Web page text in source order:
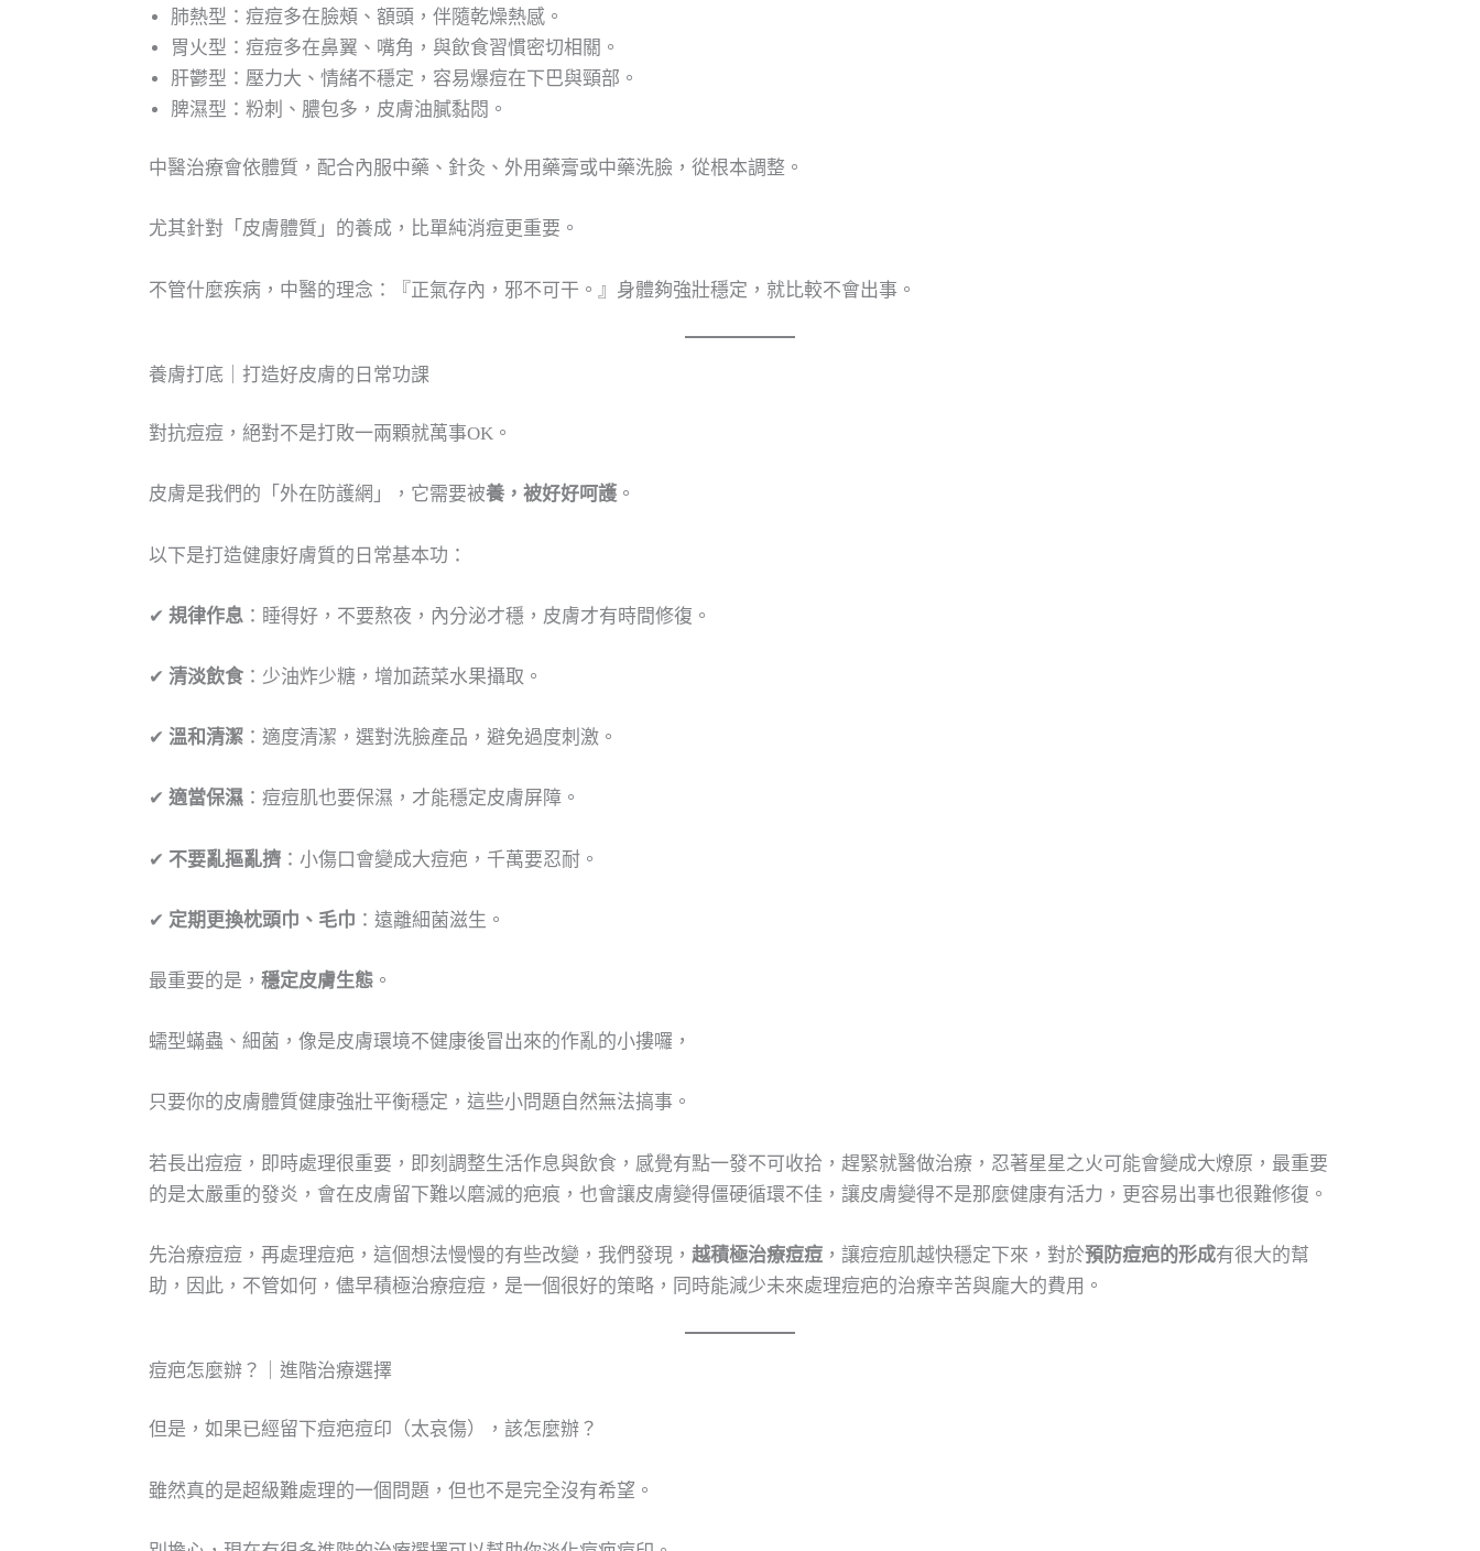
肺熱型：痘痘多在臉頰、額頭，伴隨乾燥熱感。
胃火型：痘痘多在鼻翼、嘴角，與飲食習慣密切相關。
肝鬱型：壓力大、情緒不穩定，容易爆痘在下巴與頸部。
脾濕型：粉刺、膿包多，皮膚油膩黏悶。
中醫治療會依體質，配合內服中藥、針灸、外用藥膏或中藥洗臉，從根本調整。
尤其針對「皮膚體質」的養成，比單純消痘更重要。
不管什麼疾病，中醫的理念：『正氣存內，邪不可干。』身體夠強壯穩定，就比較不會出事。
養膚打底｜打造好皮膚的日常功課
對抗痘痘，絕對不是打敗一兩顆就萬事OK。
皮膚是我們的「外在防護網」，它需要被養，被好好呵護。
以下是打造健康好膚質的日常基本功：
✔ 規律作息：睡得好，不要熬夜，內分泌才穩，皮膚才有時間修復。
✔ 清淡飲食：少油炸少糖，增加蔬菜水果攝取。
✔ 溫和清潔：適度清潔，選對洗臉產品，避免過度刺激。
✔ 適當保濕：痘痘肌也要保濕，才能穩定皮膚屏障。
✔ 不要亂摳亂擠：小傷口會變成大痘疤，千萬要忍耐。
✔ 定期更換枕頭巾、毛巾 ：遠離細菌滋生。
最重要的是， 穩定皮膚生態。
蠕型蟎蟲、細菌，像是皮膚環境不健康後冒出來的作亂的小摟囉，
只要你的皮膚體質健康強壯平衡穩定，這些小問題自然無法搞事。
若長出痘痘，即時處理很重要，即刻調整生活作息與飲食，感覺有點一發不可收拾，趕緊就醫做治療，忍著星星之火可能會變成大燎原，最重要
的是太嚴重的發炎，會在皮膚留下難以磨滅的疤痕，也會讓皮膚變得僵硬循環不佳，讓皮膚變得不是那麼健康有活力，更容易出事也很難修復。
先治療痘痘，再處理痘疤，這個想法慢慢的有些改變，我們發現， 越積極治療痘痘，讓痘痘肌越快穩定下來，對於預防痘疤的形成有很大的幫
助，因此，不管如何，儘早積極治療痘痘，是一個很好的策略，同時能減少未來處理痘疤的治療辛苦與龐大的費用。
痘疤怎麼辦？｜進階治療選擇
但是，如果已經留下痘疤痘印（太哀傷），該怎麼辦？
雖然真的是超級難處理的一個問題，但也不是完全沒有希望。